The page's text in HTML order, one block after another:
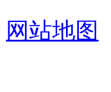
网站地图